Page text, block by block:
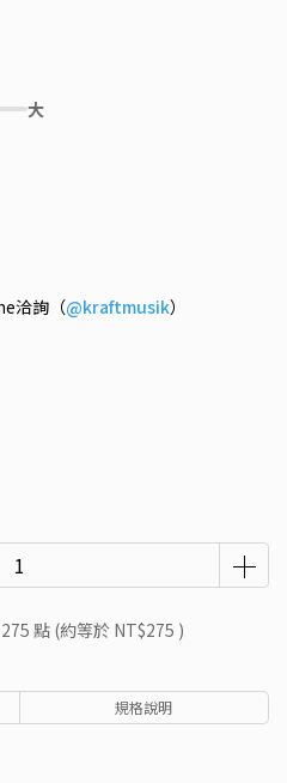
大
洽詢（@kraftmusik）
275 點 (約等於 NT$275 )
規格說明